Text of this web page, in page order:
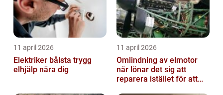
11 april 2026
Elektriker bålsta trygg
elhjälp nära dig
11 april 2026
Omlindning av elmotor
när lönar det sig att
reparera istället för att